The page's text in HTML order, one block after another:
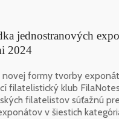
jednostranových
2024
formy tvorby
filatelistický klub
filatelistov súťažnú
v šiestich